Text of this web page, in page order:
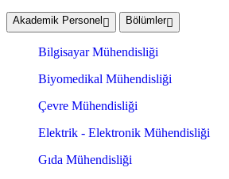
Akademik Personel Bölümler
Bilgisayar Mühendisliği
Biyomedikal Mühendisliği
Çevre Mühendisliği
Elektrik - Elektronik Mühendisliği
Gıda Mühendisliği